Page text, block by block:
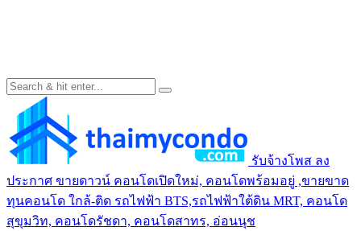
รับจ้างโพส ลง
ประกาศ ขายดาวน์ คอนโดเปิดใหม่, คอนโดพร้อมอยู่ ,ขายขาด
ทุนคอนโด ใกล้-ติด รถไฟฟ้า BTS,รถไฟฟ้าใต้ดิน MRT, คอนโด
สุขุมวิท, คอนโดรัชดา, คอนโดสาทร, อ่อนนุช